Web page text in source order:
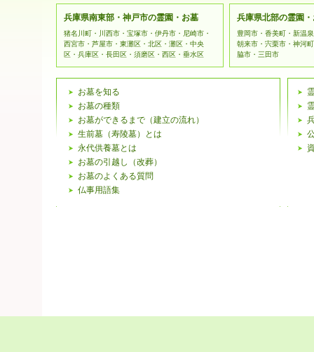
提供
上
ご本
と
な
用
「兵庫
兵庫県南東部・神戸市の霊園・お墓
猪名川町・川西市・宝塚市・伊丹市・尼崎市・
西宮市・芦屋市・東灘区・北区・灘区・中央
区・兵庫区・長田区・須磨区・西区・垂水区
兵庫県北部の霊園
豊岡市・香美町・新温
朝来市・宍栗市・神河
脇市・三田市
お墓を知る
お墓の種類
お墓ができるまで（建立の流れ）
生前墓（寿陵墓）とは
永代供養墓とは
お墓の引越し（改葬）
お墓のよくある質問
仏事用語集